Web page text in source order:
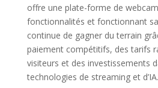
offre une plate-forme de
fonctionnalités et fonctionnant
continue de gagner du terrain
paiement compétitifs, des tarifs
visiteurs et des investissements
technologies de streaming et d’IA.